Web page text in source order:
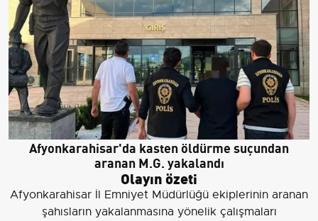
Afyonkarahisar'da kasten öldürme suçundan
aranan M.G. yakalandı
Olayın özeti
Afyonkarahisar İl Emniyet Müdürlüğü ekiplerinin aranan
şahısların yakalanmasına yönelik çalışmaları